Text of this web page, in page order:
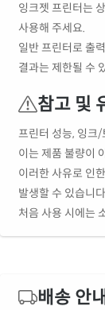
잉크젯 프린터는
사용해 주세요.
일반 프린터로 출
결과는 제한될 수
참고 및
프린터 성능, 잉크
이는 제품 불량이
이러한 사유로 인
발생할 수 있습니
처음 사용 시에는
배송 안내